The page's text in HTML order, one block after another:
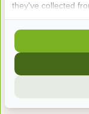
aan de Duitse grens,
+31 (0) 639755891
they've collected